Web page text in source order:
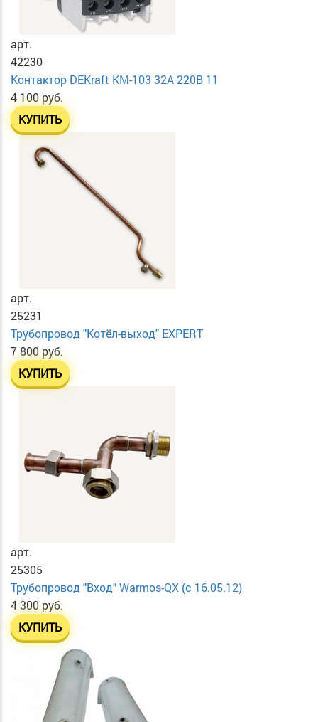
арт.
42230
Контактор DEKraft KM-103 32А 220В 11
4 100 руб.
КУПИТЬ
арт.
25231
Трубопровод "Котёл-выход" EXPERT
7 800 руб.
КУПИТЬ
арт.
25305
Трубопровод "Вход" Warmos-QX (с 16.05.12)
4 300 руб.
КУПИТЬ